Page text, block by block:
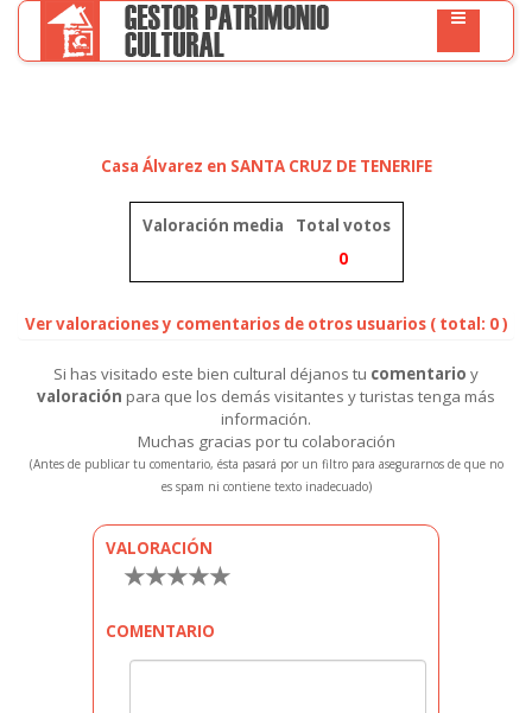
Casa Álvarez en SANTA CRUZ DE TENERIFE
Valoración media
Total votos
0
Ver valoraciones y comentarios de otros usuarios ( total: 0 )
Si has visitado este bien cultural déjanos tu comentario y
valoración para que los demás visitantes y turistas tenga más
información.
Muchas gracias por tu colaboración
(Antes de publicar tu comentario, ésta pasará por un filtro para asegurarnos de que no
es spam ni contiene texto inadecuado)
VALORACIÓN
★
★
★
★
★
COMENTARIO